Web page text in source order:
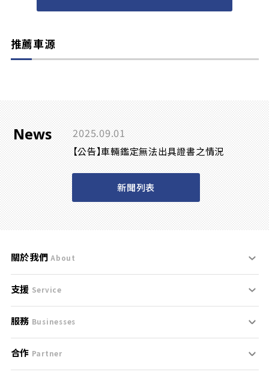
推薦車源
News 2025.09.01
【公告】車輛鑑定無法出具證書之情況
新聞列表
關於我們 About
刊登規範
服務條款
免責聲明
支援 Service
支援中心
聯絡我們
服務 Businesses
什麼是Goo鑑定？
合作 Partner